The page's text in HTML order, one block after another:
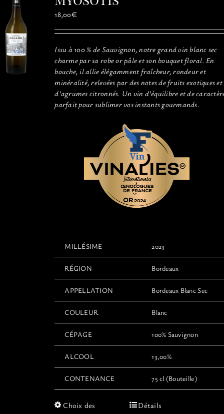
sur
page
produit
18,00€
Issu à 100 % de Sauvignon, notre grand vin blanc sec
charme par sa robe or pâle et son bouquet floral. En
bouche, il allie élégamment fraîcheur, rondeur et
minéralité, relevées par des notes de fruits exotiques et
d’agrumes citronnés. Un vin d’équilibre et de
parfait pour sublimer vos instants gourmands.
MILLÉSIME 2023
RÉGION Bordeaux
APPELLATION Bordeaux Blanc Sec
COULEUR Blanc
CÉPAGE 100% Sauvignon
ALCOOL 13,00%
CONTENANCE 75 cl (Bouteille)
Choix des
CeDétails